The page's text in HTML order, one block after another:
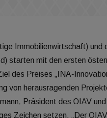
Immobilienwirtschaft) und
starten mit den ersten
des Preises „INA-
von herausragenden
Präsident des OIAV
Zeichen setzen. „Der